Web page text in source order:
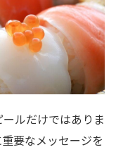
ルだけではありま
要なメッセージを